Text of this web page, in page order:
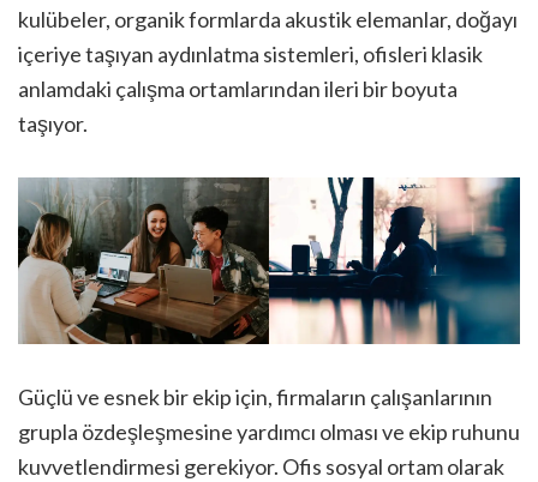
kulübeler, organik formlarda akustik elemanlar, doğayı
içeriye taşıyan aydınlatma sistemleri, ofisleri klasik
anlamdaki çalışma ortamlarından ileri bir boyuta
taşıyor.
Güçlü ve esnek bir ekip için, firmaların çalışanlarının
grupla özdeşleşmesine yardımcı olması ve ekip ruhunu
kuvvetlendirmesi gerekiyor. Ofis sosyal ortam olarak